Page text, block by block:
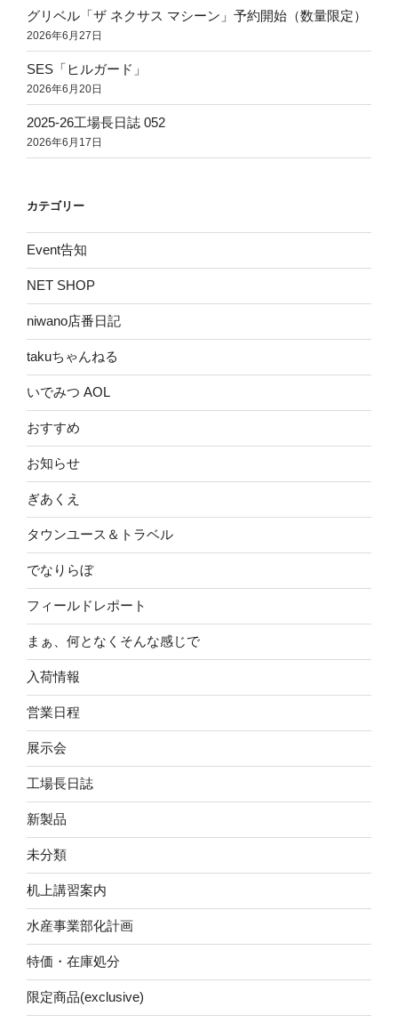
グリベル「ザ ネクサス マシーン」予約開始（数量限定）
2026年6月27日
SES「ヒルガード」
2026年6月20日
2025-26工場長日誌 052
2026年6月17日
カテゴリー
Event告知
NET SHOP
niwano店番日記
takuちゃんねる
いでみつ AOL
おすすめ
お知らせ
ぎあくえ
タウンユース＆トラベル
でなりらぼ
フィールドレポート
まぁ、何となくそんな感じで
入荷情報
営業日程
展示会
工場長日誌
新製品
未分類
机上講習案内
水産事業部化計画
特価・在庫処分
限定商品(exclusive)